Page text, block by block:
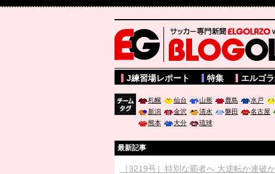
サッカー専門新聞ELGOLAZO web版 BLOGOLA
J練習場レポート 特集 エルゴ
札幌 仙台 山形 鹿島 水戸
新潟
金沢 清水 磐田 名古屋
熊本
大分 琉球
最新記事
［3219号］特別な覇者へ 大逆転か連破か